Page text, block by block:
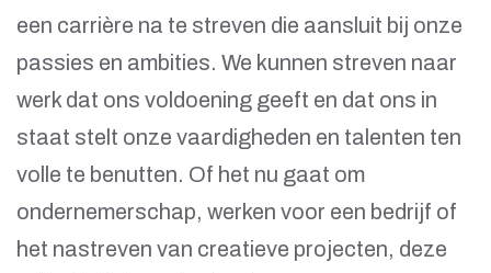
een carrière na te streven die aansluit bij onze
passies en ambities. We kunnen streven naar
werk dat ons voldoening geeft en dat ons in
staat stelt onze vaardigheden en talenten ten
volle te benutten. Of het nu gaat om
ondernemerschap, werken voor een bedrijf of
het nastreven van creatieve projecten, deze